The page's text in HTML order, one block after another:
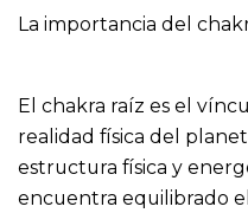
La importancia del
El chakra raíz es el
realidad física del
estructura física y
encuentra equilibrado